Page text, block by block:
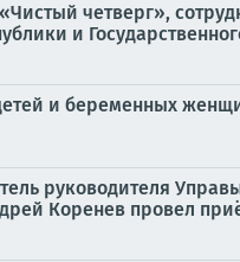
четверг»,
и
и беременных
руководителя
Коренев провел